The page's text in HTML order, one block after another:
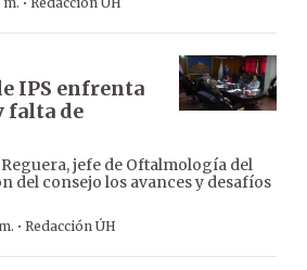
IPS enfrenta
falta de
jefe de Oftalmología del
del consejo los avances y desafíos
· Redacción ÚH